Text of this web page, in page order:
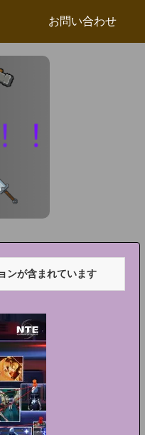
お問い合わせ
ンが含まれています